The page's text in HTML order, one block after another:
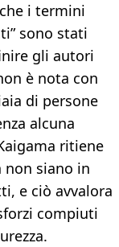
i termini
sono stati
gli autori
è nota con
di persone
alcuna
ritiene
non siano in
e ciò avvalora
compiuti